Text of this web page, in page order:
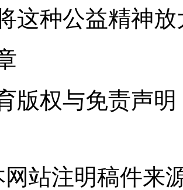
这种公益精神
版权与免责声明
网站注明稿件来